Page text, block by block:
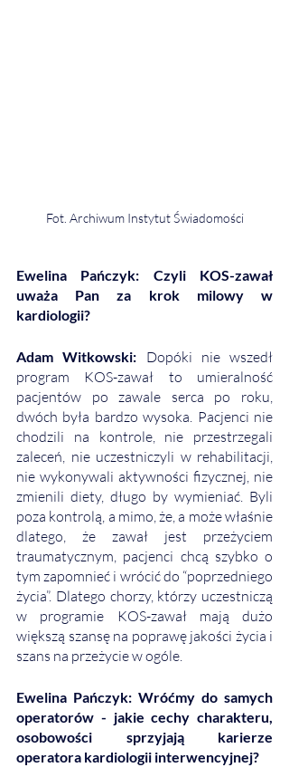
Fot. Archiwum Instytut Świadomości
Ewelina Pańczyk: Czyli KOS-zawał
uważa Pan za krok milowy w
kardiologii?
Adam Witkowski: Dopóki nie wszedł
program KOS-zawał to umieralność
pacjentów po zawale serca po roku,
dwóch była bardzo wysoka. Pacjenci nie
chodzili na kontrole, nie przestrzegali
zaleceń, nie uczestniczyli w rehabilitacji,
nie wykonywali aktywności fizycznej, nie
zmienili diety, długo by wymieniać. Byli
poza kontrolą, a mimo, że, a może właśnie
dlatego, że zawał jest przeżyciem
traumatycznym, pacjenci chcą szybko o
tym zapomnieć i wrócić do “poprzedniego
życia”. Dlatego chorzy, którzy uczestniczą
w programie KOS-zawał mają dużo
większą szansę na poprawę jakości życia i
szans na przeżycie w ogóle.
Ewelina Pańczyk: Wróćmy do samych
operatorów - jakie cechy charakteru,
osobowości sprzyjają karierze
operatora kardiologii interwencyjnej?